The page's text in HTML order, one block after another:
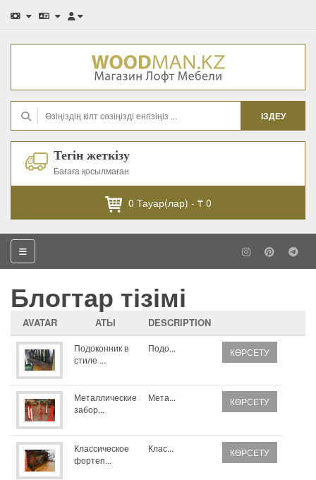
ІЗДЕУ
Тегін жеткізу
Бағаға қосылмаған
0 Тауар(лар) - ₸ 0
Блогтар тізімі
AVATAR АТЫ DESCRIPTION
Подоконник в
стиле ...
Подо... КӨРСЕТУ
Металлические
забор...
Мета... КӨРСЕТУ
Классическое
фортеп...
Клас... КӨРСЕТУ